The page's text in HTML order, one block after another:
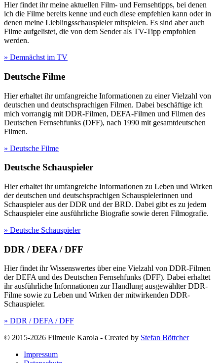
Hier findet ihr meine aktuellen Film- und Fernsehtipps, bei denen
ich die Filme bereits kenne und euch diese empfehlen kann oder in
denen meine Lieblingsschauspieler mitspielen. Es sind aber auch
Filme aufgelistet, die von dem Sender als TV-Tipp empfohlen
werden.
» Demnächst im TV
Deutsche Filme
Hier erhaltet ihr umfangreiche Informationen zu einer Vielzahl von
deutschen und deutschsprachigen Filmen. Dabei beschäftige ich
mich vorrangig mit DDR-Filmen, DEFA-Filmen und Filmen des
Deutschen Fernsehfunks (DFF), nach 1990 mit gesamtdeutschen
Filmen.
» Deutsche Filme
Deutsche Schauspieler
Hier erhaltet ihr umfangreiche Informationen zu Leben und Wirken
der deutschen und deutschsprachigen Schauspielerinnen und
Schauspieler aus der DDR und der BRD. Dabei gibt es zu jedem
Schauspieler eine ausführliche Biografie sowie deren Filmografie.
» Deutsche Schauspieler
DDR / DEFA / DFF
Hier findet ihr Wissenswertes über eine Vielzahl von DDR-Filmen
der DEFA und des Deutschen Fernsehfunks (DFF). Dabei erhaltet
ihr ausführliche Informationen zur Handlung ausgewählter DDR-
Filme sowie zu Leben und Wirken der mitwirkenden DDR-
Schauspieler.
» DDR / DEFA / DFF
© 2015-2026 Filmeule Karola - Created by Stefan Böttcher
Impressum